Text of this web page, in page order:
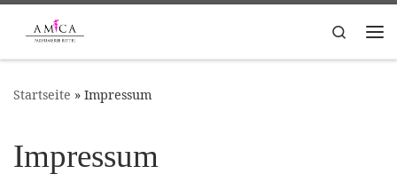
Zum Inhalt springen
Search
Startseite » Impressum
Impressum